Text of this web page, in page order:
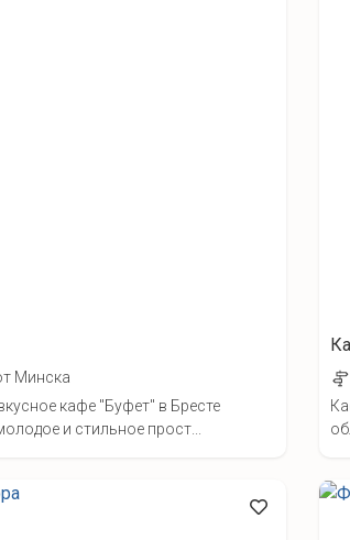
Минска
кафе "Буфет" в Бресте
и стильное прост...